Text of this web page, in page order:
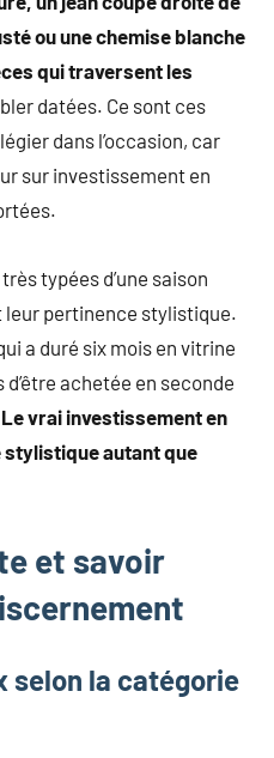
ou une chemise blanche
qui traversent les
datées. Ce sont ces
dans l’occasion, car
sur investissement en
typées d’une saison
pertinence stylistique.
a duré six mois en vitrine
achetée en seconde
Le vrai investissement en
stylistique autant que
et savoir
selon la catégorie